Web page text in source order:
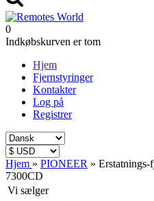
0
Indkøbskurven er tom
Hjem
Fjernstyringer
Kontakter
Log på
Registrer
Hjem » PIONEER »
7300CD
Vi sælger